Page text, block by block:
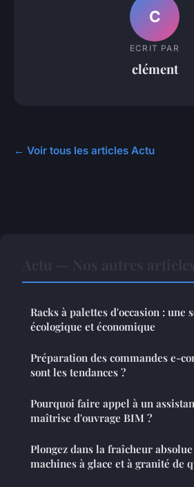
C
ECRIT PAR
clément
← Voir tous les articles Actu
Racks à palettes d'occasion : une
écologique et économique
Préparation des commandes e-
sont les tendances ?
Pourquoi faire appel à un
maîtrise d'ouvrage BIM ?
Plongez dans la fraîcheur absolue
machines à glace et à granité de